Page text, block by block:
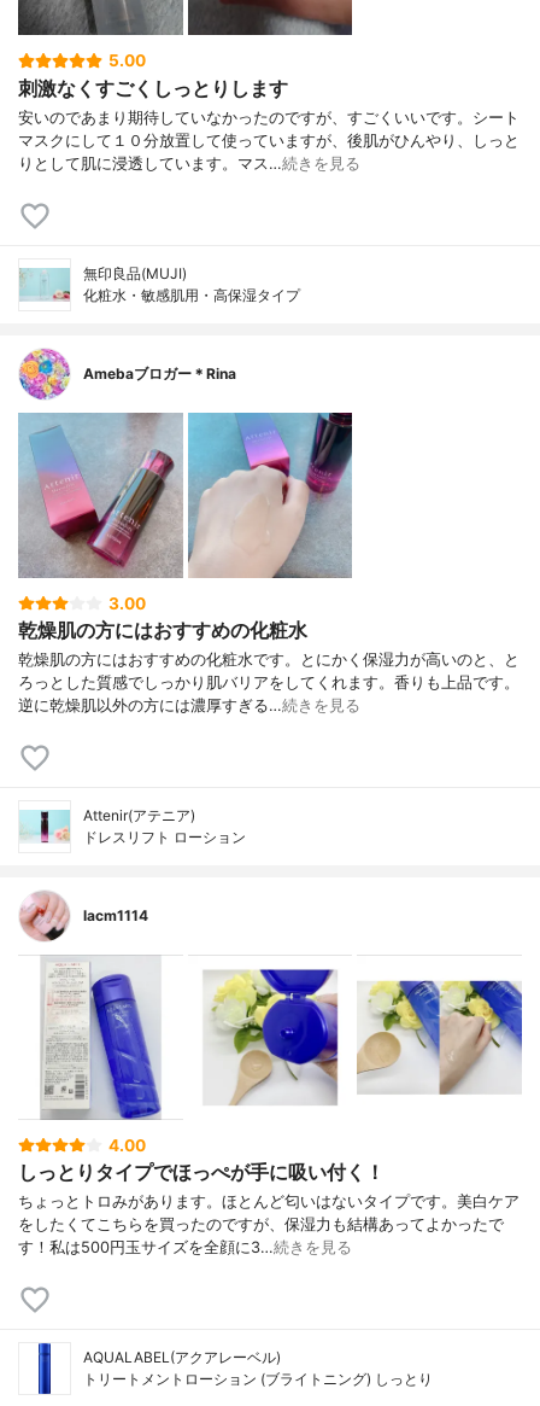
5.00
刺激なくすごくしっとりします
安いのであまり期待していなかったのですが、すごくいいです。シート
マスクにして１０分放置して使っていますが、後肌がひんやり、しっと
りとして肌に浸透しています。マス…続きを見る
無印良品(MUJI)
化粧水・敏感肌用・高保湿タイプ
Amebaブロガー＊Rina
3.00
乾燥肌の方にはおすすめの化粧水
乾燥肌の方にはおすすめの化粧水です。とにかく保湿力が高いのと、と
ろっとした質感でしっかり肌バリアをしてくれます。香りも上品です。
逆に乾燥肌以外の方には濃厚すぎる…続きを見る
Attenir(アテニア)
ドレスリフト ローション
lacm1114
4.00
しっとりタイプでほっぺが手に吸い付く！
ちょっとトロみがあります。ほとんど匂いはないタイプです。美白ケア
をしたくてこちらを買ったのですが、保湿力も結構あってよかったで
す！私は500円玉サイズを全顔に3…続きを見る
AQUALABEL(アクアレーベル)
トリートメントローション (ブライトニング) しっとり